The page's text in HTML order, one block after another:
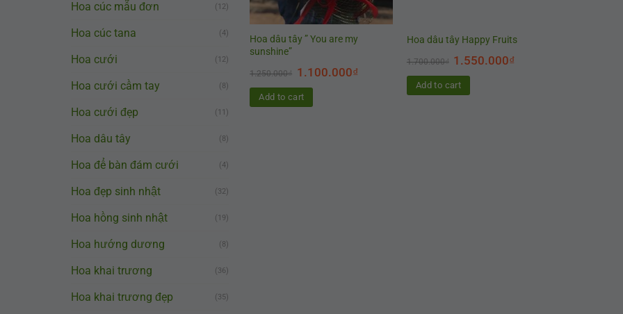
Hoa cúc mẫu đơn (12)
Hoa cúc tana (4)
Hoa cưới (12)
Hoa cưới cầm tay (8)
Hoa cưới đẹp (11)
Hoa dâu tây (8)
Hoa để bàn đám cưới (4)
Hoa đẹp sinh nhật (32)
Hoa hồng sinh nhật (19)
Hoa hướng dương (8)
Hoa khai trương (36)
Hoa khai trương đẹp (35)
Hoa dâu tây ” You are my
sunshine”
1.250.000₫ 1.100.000₫
Add to cart
Hoa dâu tây Happy Fruits
1.700.000₫ 1.550.000₫
Add to cart